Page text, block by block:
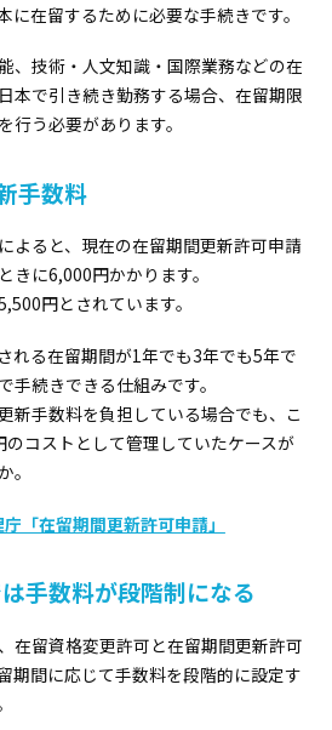
に在留するために必要な手続きです。
、技術・人文知識・国際業務などの在
本で引き続き勤務する場合、在留期限
行う必要があります。
手数料
よると、現在の在留期間更新許可申請
きに6,000円かかります。
円とされています。
れる在留期間が1年でも3年でも5年で
手続きできる仕組みです。
新手数料を負担している場合でも、こ
コストとして管理していたケースが
。
「在留期間更新許可申請」
手数料が段階制になる
在留資格変更許可と在留期間更新許可
期間に応じて手数料を段階的に設定す